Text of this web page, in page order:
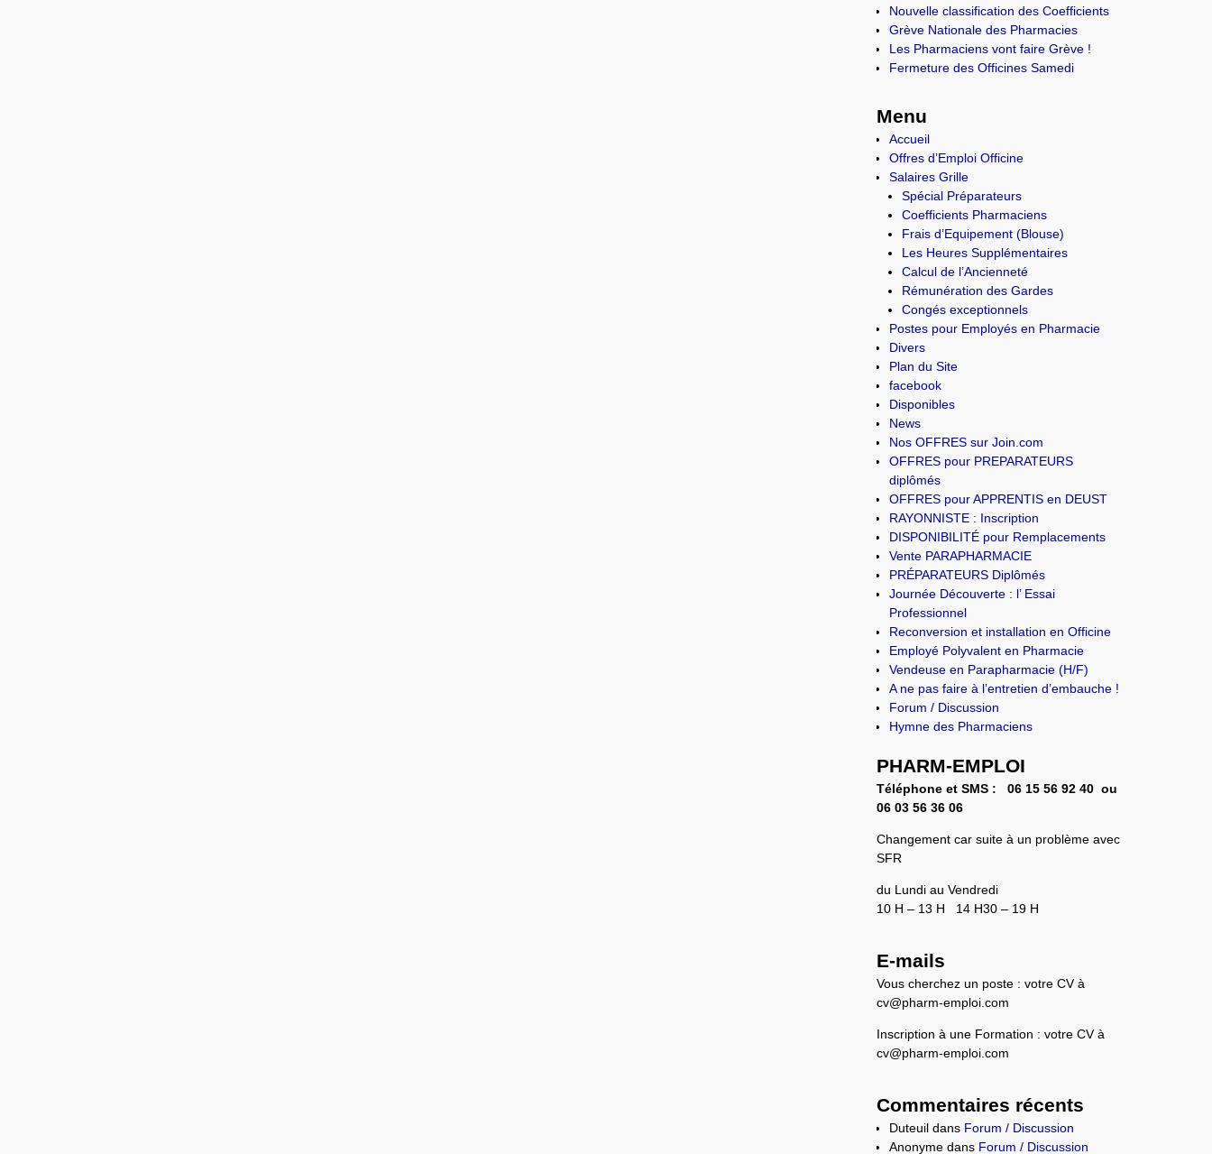
Nouvelle classification des Coefficients
Grève Nationale des Pharmacies
Les Pharmaciens vont faire Grève !
Fermeture des Officines Samedi
Menu
Accueil
Offres d’Emploi Officine
Salaires Grille
Spécial Préparateurs
Coefficients Pharmaciens
Frais d’Equipement (Blouse)
Les Heures Supplémentaires
Calcul de l’Ancienneté
Rémunération des Gardes
Congés exceptionnels
Postes pour Employés en Pharmacie
Divers
Plan du Site
facebook
Disponibles
News
Nos OFFRES sur Join.com
OFFRES pour PREPARATEURS
diplômés
OFFRES pour APPRENTIS en DEUST
RAYONNISTE : Inscription
DISPONIBILITÉ pour Remplacements
Vente PARAPHARMACIE
PRÉPARATEURS Diplômés
Journée Découverte : l’ Essai
Professionnel
Reconversion et installation en Officine
Employé Polyvalent en Pharmacie
Vendeuse en Parapharmacie (H/F)
A ne pas faire à l’entretien d’embauche !
Forum / Discussion
Hymne des Pharmaciens
PHARM-EMPLOI
Téléphone et SMS :06 15 56 92 40 ou
06 03 56 36 06
Changement car suite à un problème avec
SFR
du Lundi au Vendredi
10 H – 13 H 14 H30 – 19 H
E-mails
Vous cherchez un poste : votre CV à
cv@pharm-emploi.com
Inscription à une Formation : votre CV à
cv@pharm-emploi.com
Commentaires récents
Duteuil dans Forum / Discussion
Anonyme dans Forum / Discussion